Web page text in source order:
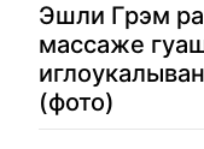
Эшли Грэм
массаже
(фото)